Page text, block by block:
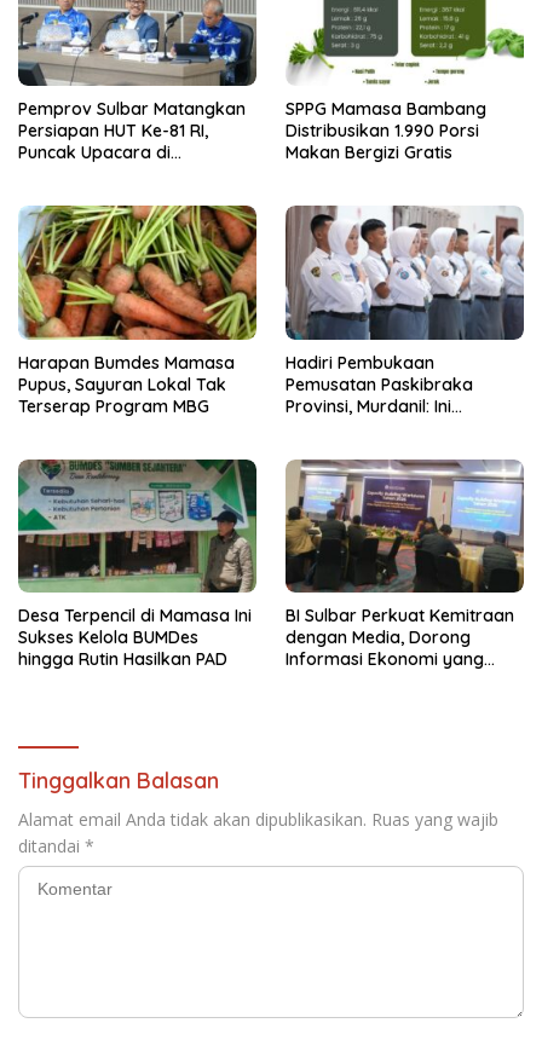
Pemprov Sulbar Matangkan
Persiapan HUT Ke-81 RI,
Puncak Upacara di
SPPG Mamasa Bambang
Distribusikan 1.990 Porsi
Makan Bergizi Gratis
Harapan Bumdes Mamasa
Pupus, Sayuran Lokal Tak
Terserap Program MBG
Hadiri Pembukaan
Pemusatan Paskibraka
Provinsi, Murdanil: Ini
Desa Terpencil di Mamasa Ini
Sukses Kelola BUMDes
hingga Rutin Hasilkan PAD
BI Sulbar Perkuat Kemitraan
dengan Media, Dorong
Informasi Ekonomi yang
Tinggalkan Balasan
Alamat email Anda tidak akan dipublikasikan. Ruas yang wajib
ditandai *